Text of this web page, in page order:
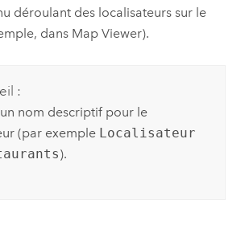
déroulant des localisateurs sur le
dans Map Viewer).
:
nom descriptif pour le
(par exemple Localisateur
).